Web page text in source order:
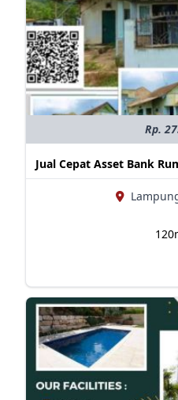
Rp.
Jual Cepat Asset Bank